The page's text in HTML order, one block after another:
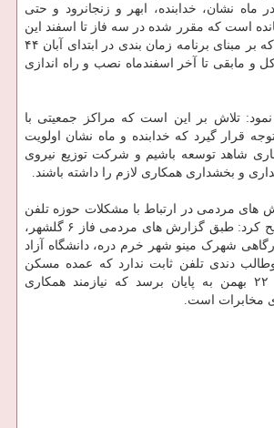
روستا در ماه نشان، خدابنده، ابهر و زنجانرود و حتی
است که مقرر شده در سه فاز تا اسفند این
پروژه به پایان برسد که بر مبنای برنامه زمان بندی در ابتدای آبان ۴۴
بهمن ماه ۵۳ دکل و مابقی تا آخر اسفندماه نصب و راه اندازی
تلاش بر این است که مراکز جمعیتی با
قرار گیرد که خدابنده و ماه نشان اولویت
شاهد توسعه باشیم و شرکت توزیع نیروی
و بخشداری همکاری لازم را داشته باشند.
های مردمی در ارتباط با مشکلات حوزه تلفن
ثابت و اینترنت، تصریح کرد: طبق گزارش های مردمی فاز ۶ گلشهر،
شهرک مینو شهر خرم دره، دانشگاه آزاد
دندی تلفن ثابت ندارد که عمده مسکن
مهر است و باید تا ۲۲ بهمن به پایان برسد که نیازمند همکاری
مخابرات است.